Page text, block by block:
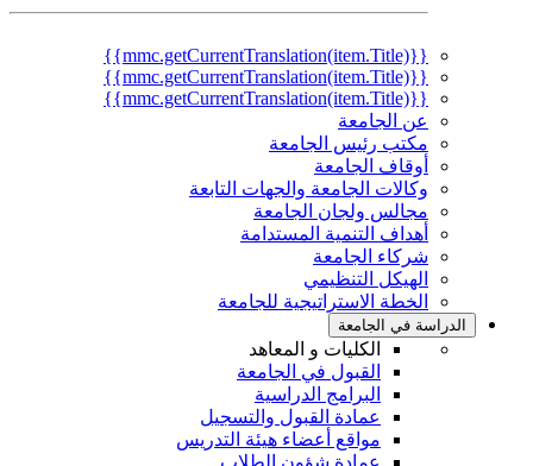
{{mmc.getCurrentTranslation(item.Title)}}
{{mmc.getCurrentTranslation(item.Title)}}
{{mmc.getCurrentTranslation(item.Title)}}
عن الجامعة
مكتب رئيس الجامعة
أوقاف الجامعة
وكالات الجامعة والجهات التابعة
مجالس ولجان الجامعة
أهداف التنمية المستدامة
شركاء الجامعة
الهيكل التنظيمي
الخطة الاستراتيجية للجامعة
الدراسة في الجامعة
الكليات و المعاهد
القبول في الجامعة
البرامج الدراسية
عمادة القبول والتسجيل
مواقع أعضاء هيئة التدريس
عمادة شؤون الطلاب